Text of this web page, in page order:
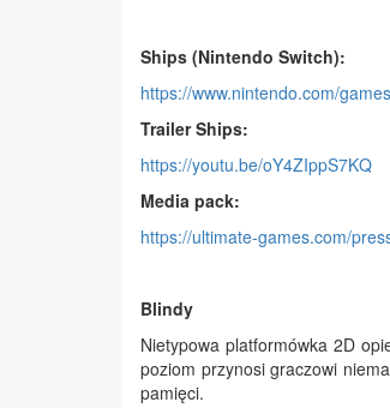
Ships (Nintendo Switch):
https://www.nintendo.com/
Trailer Ships:
https://youtu.be/oY4ZIppS7KQ
Media pack:
https://ultimate-games.com/
Blindy
Nietypowa platformówka 2D
poziom przynosi graczowi
pamięci.